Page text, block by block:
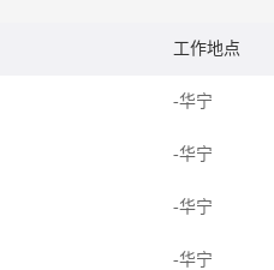
工作地点
-华宁
-华宁
-华宁
-华宁